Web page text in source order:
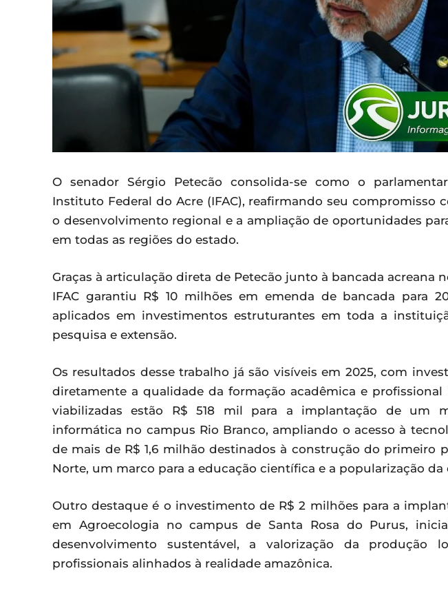
O senador Sérgio Petecão consolida-se como o
Instituto Federal do Acre (IFAC), reafirmando seu compromisso
o desenvolvimento regional e a ampliação de oportunidades
em todas as regiões do estado.
Graças à articulação direta de Petecão junto à bancada acreana
IFAC garantiu R$ 10 milhões em emenda de bancada para
aplicados em investimentos estruturantes em toda a
pesquisa e extensão.
Os resultados desse trabalho já são visíveis em 2025, com
diretamente a qualidade da formação acadêmica e profissional
viabilizadas estão R$ 518 mil para a implantação de um
informática no campus Rio Branco, ampliando o acesso à
de mais de R$ 1,6 milhão destinados à construção do primeiro
Norte, um marco para a educação científica e a popularização da
Outro destaque é o investimento de R$ 2 milhões para a
em Agroecologia no campus de Santa Rosa do Purus,
desenvolvimento sustentável, a valorização da produção
profissionais alinhados à realidade amazônica.